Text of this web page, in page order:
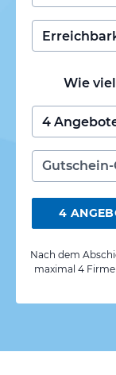
Wie
4
Nach dem
maximal 4